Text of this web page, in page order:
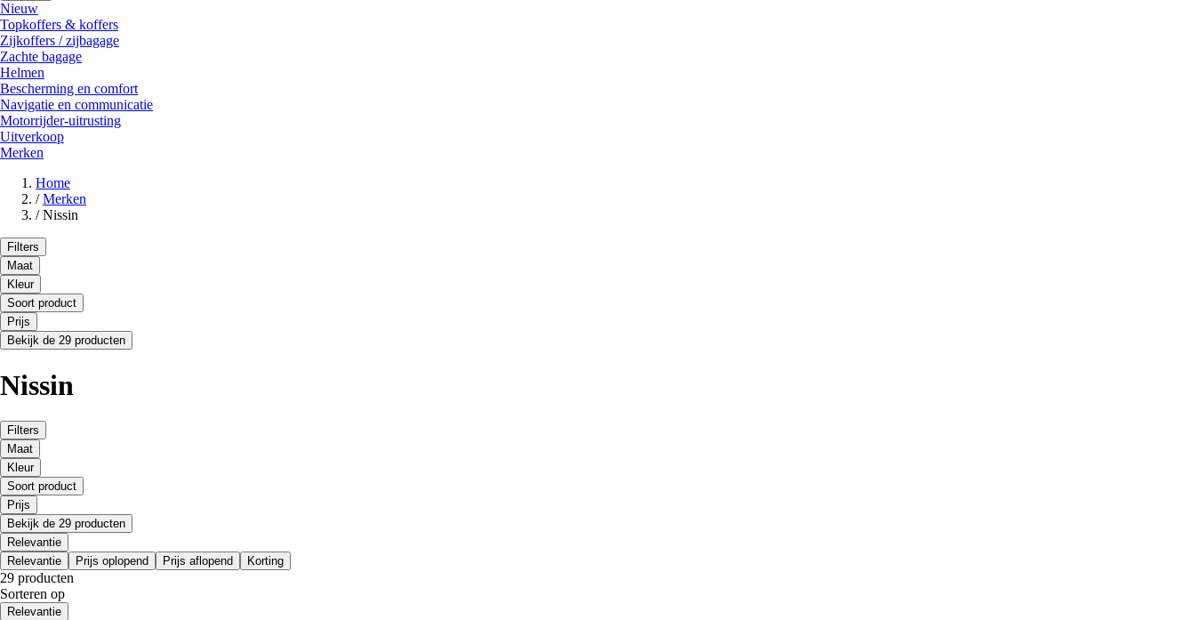
Nieuw
Topkoffers & koffers
Zijkoffers / zijbagage
Zachte bagage
Helmen
Bescherming en comfort
Navigatie en communicatie
Motorrijder-uitrusting
Uitverkoop
Merken
Home
/ Merken
/ Nissin
Filters
Maat
Kleur
Soort product
Prijs
Bekijk de 29 producten
Nissin
Filters
Maat
Kleur
Soort product
Prijs
Bekijk de 29 producten
Relevantie
Relevantie
Prijs oplopend Prijs aflopend Korting
29 producten
Sorteren op
Relevantie